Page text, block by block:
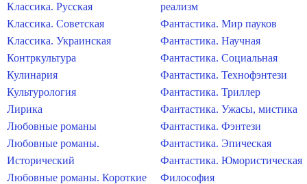
Классика. Русская
Классика. Советская
Классика. Украинская
Контркультура
Кулинария
Культурология
Лирика
Любовные романы
Любовные романы.
Исторический
Любовные романы. Короткие
реализм
Фантастика. Мир пауков
Фантастика. Научная
Фантастика. Социальная
Фантастика. Технофэнтези
Фантастика. Триллер
Фантастика. Ужасы, мистика
Фантастика. Фэнтези
Фантастика. Эпическая
Фантастика. Юмористическая
Философия